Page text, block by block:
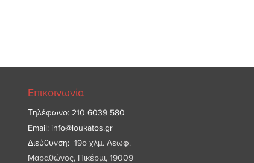
Επικοινωνία
Τηλέφωνο: 210 6039 580
Email: info@loukatos.gr
Διεύθυνση: 19ο χλμ. Λεωφ.
Μαραθώνος, Πικέρμι, 19009